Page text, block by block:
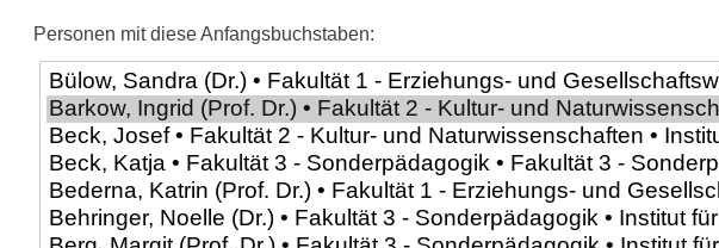
Personen mit diese Anfangsbuchstaben: